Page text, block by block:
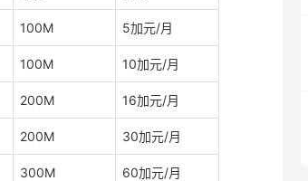
100M 5加元/月
100M 10加元/月
200M 16加元/月
200M 30加元/月
300M 60加元/月